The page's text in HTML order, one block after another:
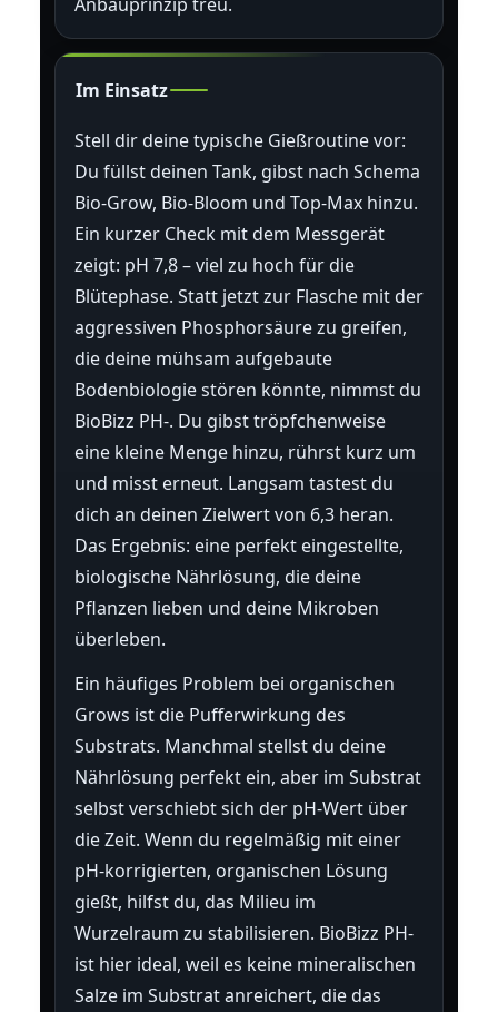
Im Einsatz
Stell dir deine typische Gießroutine vor:
Du füllst deinen Tank, gibst nach Schema
Bio-Grow, Bio-Bloom und Top-Max hinzu.
Ein kurzer Check mit dem Messgerät
zeigt: pH 7,8 – viel zu hoch für die
Blütephase. Statt jetzt zur Flasche mit der
aggressiven Phosphorsäure zu greifen,
die deine mühsam aufgebaute
Bodenbiologie stören könnte, nimmst du
BioBizz PH-. Du gibst tröpfchenweise
eine kleine Menge hinzu, rührst kurz um
und misst erneut. Langsam tastest du
dich an deinen Zielwert von 6,3 heran.
Das Ergebnis: eine perfekt eingestellte,
biologische Nährlösung, die deine
Pflanzen lieben und deine Mikroben
überleben.
Ein häufiges Problem bei organischen
Grows ist die Pufferwirkung des
Substrats. Manchmal stellst du deine
Nährlösung perfekt ein, aber im Substrat
selbst verschiebt sich der pH-Wert über
die Zeit. Wenn du regelmäßig mit einer
pH-korrigierten, organischen Lösung
gießt, hilfst du, das Milieu im
Wurzelraum zu stabilisieren. BioBizz PH-
ist hier ideal, weil es keine mineralischen
Salze im Substrat anreichert, die das